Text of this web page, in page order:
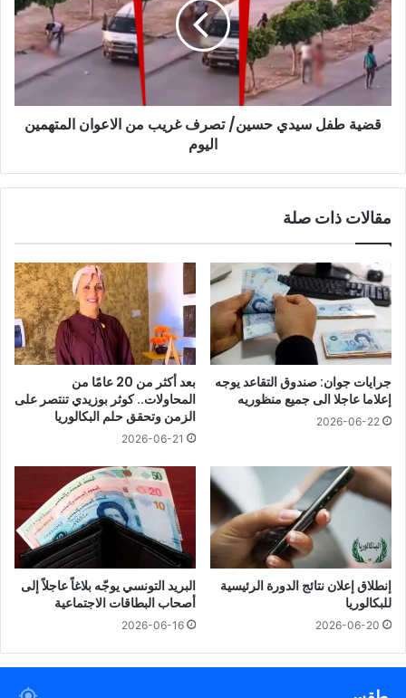
حسين/
تصرف
غريب
من
الاعوان
المتهمين
اليوم
قضية طفل سيدي حسين/ تصرف غريب من الاعوان المتهمين
اليوم
مقالات ذات صلة
جرايات جوان: صندوق التقاعد يوجه
إعلاما عاجلا الى جميع منظوريه
2026-06-22
بعد أكثر من 20 عامًا من
المحاولات.. كوثر بوزيدي تنتصر على
الزمن وتحقق حلم البكالوريا
2026-06-21
إنطلاق إعلان نتائج الدورة الرئيسية
للبكالوريا
2026-06-20
البريد التونسي يوجّه بلاغاً عاجلاً إلى
أصحاب البطاقات الاجتماعية
2026-06-16